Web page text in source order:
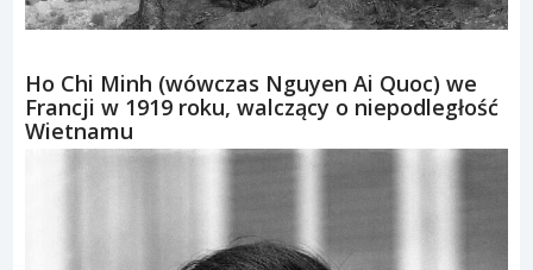
Ho Chi Minh (wówczas Nguyen Ai Quoc) we
Francji w 1919 roku, walczący o niepodległość
Wietnamu